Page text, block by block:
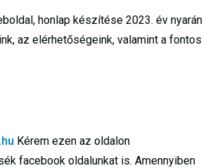
honlap készítése 2023. év nyarán
az elérhetőségeink, valamint a fontos
Kérem ezen az oldalon
facebook oldalunkat is. Amennyiben